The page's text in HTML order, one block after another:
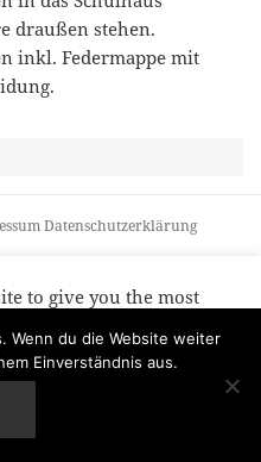
draußen stehen.
inkl. Federmappe mit
Datenschutzerklärung
to give you the most
you consent to
Wenn du die Website weiter
Einverständnis aus.